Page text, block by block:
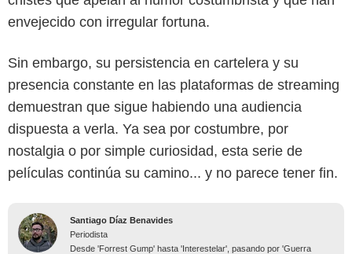
envejecido con irregular fortuna.
Sin embargo, su persistencia en cartelera y su
presencia constante en las plataformas de streaming
demuestran que sigue habiendo una audiencia
dispuesta a verla. Ya sea por costumbre, por
nostalgia o por simple curiosidad, esta serie de
películas continúa su camino... y no parece tener fin.
Santiago Díaz Benavides
Periodista
Desde 'Forrest Gump' hasta 'Interestelar', pasando por 'Guerra